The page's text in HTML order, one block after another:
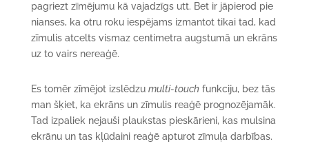
pagriezt zīmējumu kā vajadzīgs utt. Bet ir jāpierod pie
nianses, ka otru roku iespējams izmantot tikai tad, kad
zīmulis atcelts vismaz centimetra augstumā un ekrāns
uz to vairs nereaģē.
Es tomēr zīmējot izslēdzu multi-touchfunkciju, bez tās
man šķiet, ka ekrāns un zīmulis reaģē prognozējamāk.
Tad izpaliek nejauši plaukstas pieskārieni, kas mulsina
ekrānu un tas kļūdaini reaģē apturot zīmuļa darbības.